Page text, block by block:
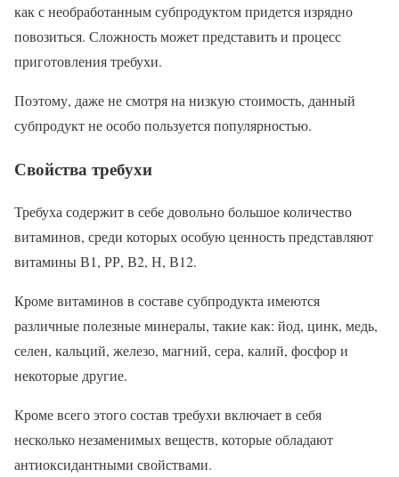
как с необработанным субпродуктом придется изрядно
повозиться. Сложность может представить и процесс
приготовления требухи.
Поэтому, даже не смотря на низкую стоимость, данный
субпродукт не особо пользуется популярностью.
Свойства требухи
Требуха содержит в себе довольно большое количество
витаминов, среди которых особую ценность представляют
витамины В1, РР, В2, Н, В12.
Кроме витаминов в составе субпродукта имеются
различные полезные минералы, такие как: йод, цинк, медь,
селен, кальций, железо, магний, сера, калий, фосфор и
некоторые другие.
Кроме всего этого состав требухи включает в себя
несколько незаменимых веществ, которые обладают
антиоксидантными свойствами.